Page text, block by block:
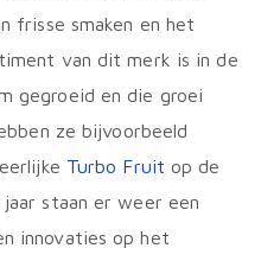
frisse smaken en het
van dit merk is in de
gegroeid en die groei
ze bijvoorbeeld
Turbo Fruit op de
staan er weer een
innovaties op het